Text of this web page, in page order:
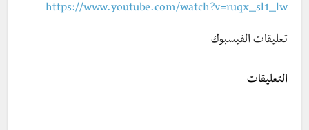
https://www.youtube.com/watch?v=ruqx_sl1_lw
تعليقات الفيسبوك
التعليقات